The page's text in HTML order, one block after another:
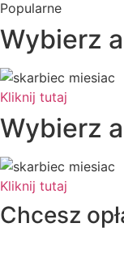
Popularne
Wybierz
Kliknij tutaj
Wybierz
Kliknij tutaj
Chcesz